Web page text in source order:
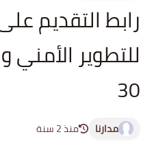
رابط التقديم
للتطوير الأمني
30
مدارنا منذ 2 سنة